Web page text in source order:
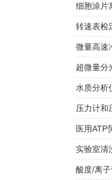
细胞涂片
转速表检
微量高速
超微量分
压力计和
实验室清
酸度/离